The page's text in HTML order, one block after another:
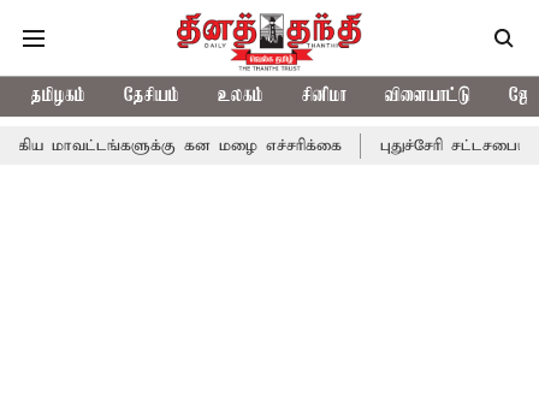
தமிழகம் தேசியம் உலகம் சினிமா விளையாட்டு
கன மழை எச்சரிக்கை புதுச்சேரி சட்டசபையில் வரும்